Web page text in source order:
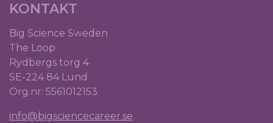
KONTAKT
Big Science Sweden
The Loop
Rydbergs torg 4
SE-224 84 Lund
Org.nr: 5561012153
info@bigsciencecareer.se